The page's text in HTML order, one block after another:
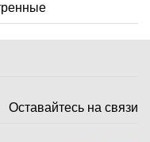
Оставайтесь на связи